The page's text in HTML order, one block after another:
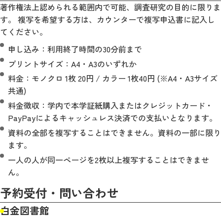
著作権法上認められる範囲内で可能、調査研究の目的に限りま
す。 複写を希望する方は、カウンターで複写申込書に記入し
てください。
申し込み：利用終了時間の30分前まで
プリントサイズ：A4・A3のいずれか
料金：モノクロ 1枚 20円 / カラー 1枚40円 (※A4・A3サイズ
共通)
料金徴収：学内で本学証紙購入またはクレジットカード・
PayPayによるキャッシュレス決済での支払いとなります。
資料の全部を複写することはできません。資料の一部に限り
ます。
一人の人が同一ページを2枚以上複写することはできませ
ん。
予約受付・問い合わせ
白金図書館